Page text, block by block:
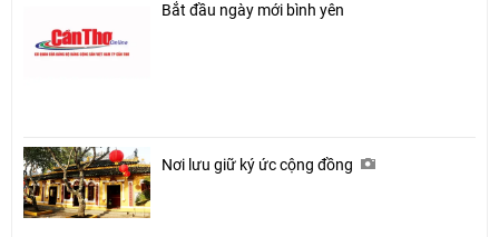
Bắt đầu ngày mới bình yên
Nơi lưu giữ ký ức cộng đồng